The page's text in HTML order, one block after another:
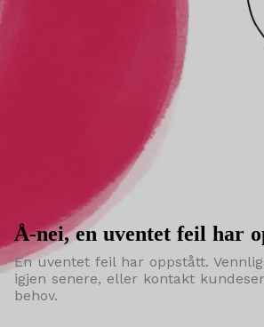
Å-nei, en uventet feil har
En uventet feil har oppstått.
igjen senere, eller kontakt
behov.